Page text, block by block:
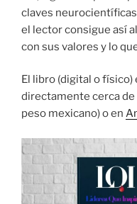
claves
el lector consigue así
con sus valores y lo
El libro (digital o
directamente cerca de
peso mexicano) o en